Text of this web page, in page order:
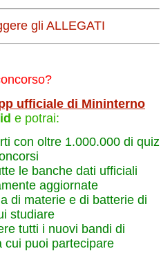
gli ALLEGATI
ufficiale di Mininterno
e potrai:
con oltre 1.000.000 di quiz
le banche dati ufficiali
aggiornate
di materie e di batterie di
studiare
tutti i nuovi bandi di
cui puoi partecipare